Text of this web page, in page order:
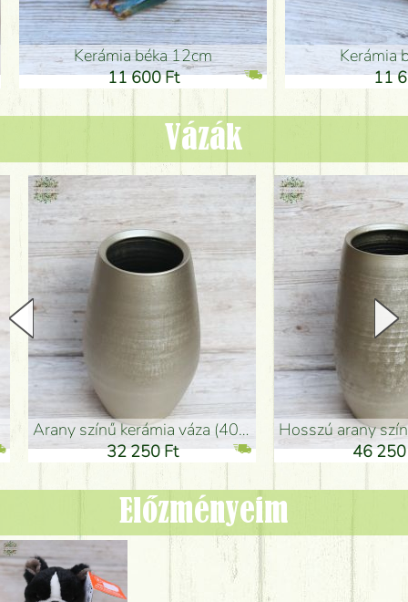
Kerámia béka 12cm
11 600 Ft
Kerámia
11
Vázák
arany színű kerámia váza (40x26cm)
32 250 Ft
hosszú arany színű
46 250 Ft
Előzményeim